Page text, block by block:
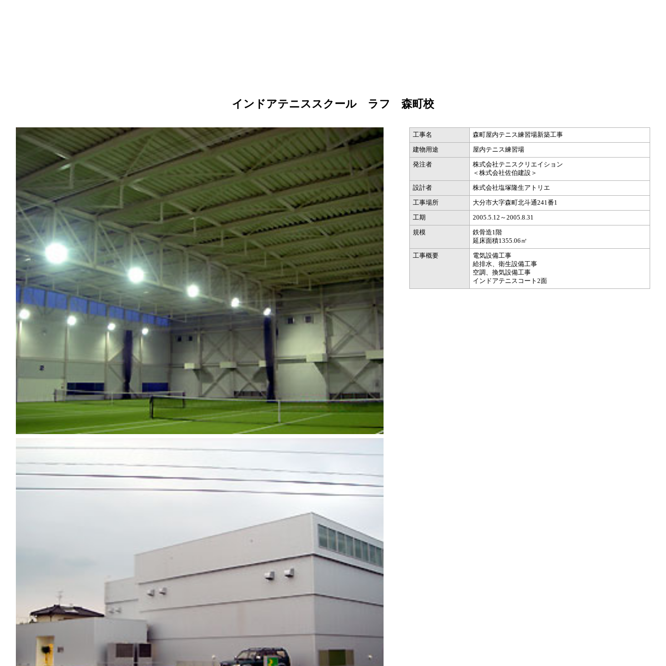
インドアテニススクール ラフ 森町校
工事名 森町屋内テニス練習場新築工事
建物用途 屋内テニス練習場
発注者
株式会社テニスクリエイション
＜株式会社佐伯建設＞
設計者 株式会社塩塚隆生アトリエ
工事場所 大分市大字森町北斗通241番1
工期 2005.5.12～2005.8.31
規模
鉄骨造1階
延床面積1355.06㎡
工事概要
電気設備工事
給排水、衛生設備工事
空調、換気設備工事
インドアテニスコート2面